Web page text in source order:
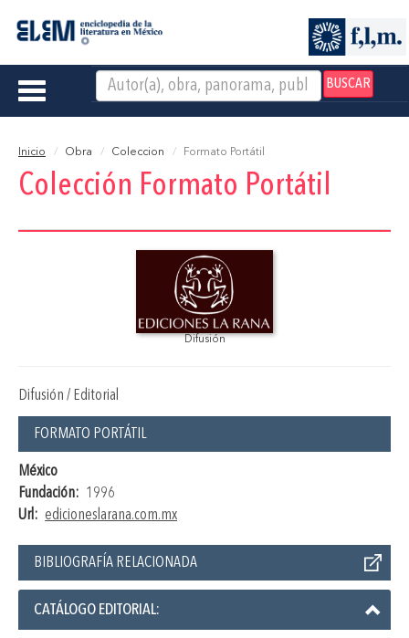
BUSCAR
Toggle
Inicio Obra Coleccion Formato Portátil
Colección Formato Portátil
Difusión
Difusión / Editorial
FORMATO PORTÁTIL
México
Fundación: 1996
Url: edicioneslarana.com.mx
BIBLIOGRAFÍA RELACIONADA
CATÁLOGO EDITORIAL: